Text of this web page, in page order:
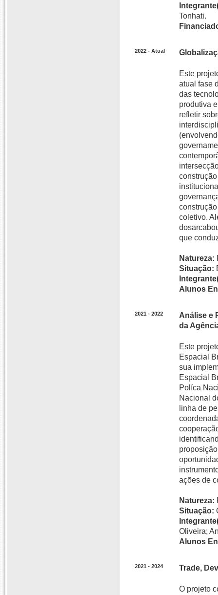
Tonhati.
2022 - Atual
Este
atual fase
das
produtiva
refletir
coletivo.
que
Natureza:
Situação:
Alunos
2021 - 2022
Análise e
da
Este
Espacial
sua
Espacial
Políca
Nacional
linha de
ações de
Natureza:
Situação:
Oliveira;
Alunos
2021 - 2024 Trade,
O projeto